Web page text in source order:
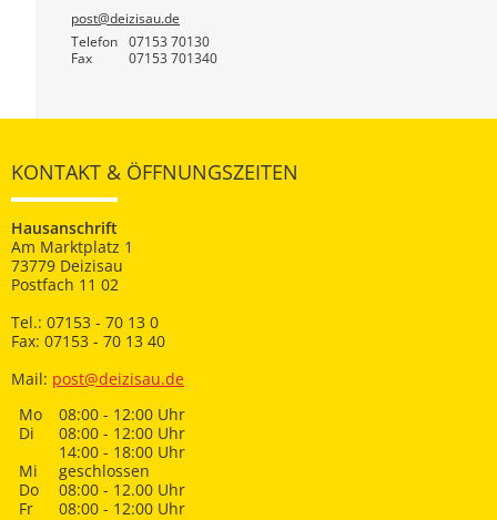
post@deizisau.de
Telefon
07153 70130
Fax 07153 701340
KONTAKT & ÖFFNUNGSZEITEN
Hausanschrift
Am Marktplatz 1
73779 Deizisau
Postfach 11 02
Tel.: 07153 - 70 13 0
Fax: 07153 - 70 13 40
Mail: post@deizisau.de
Mo
08:00 - 12:00 Uhr
Di
08:00 - 12:00 Uhr
14:00 - 18:00 Uhr
Mi
geschlossen
Do
08:00 - 12.00 Uhr
Fr
08:00 - 12:00 Uhr